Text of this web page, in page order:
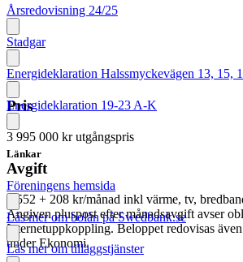
Pris
3 995 000 kr utgångspris
Avgift
6 552 + 208 kr/månad inkl värme, tv,
Angiven pluspost efter månadsavgift avser
Internetuppkoppling. Beloppet redovisas
under Ekonomi.
Årsredovisning 24/25
Stadgar
Energideklaration Halssmyckevägen 13, 15,
Energideklaration 19-23 A-K
Länkar
Föreningens hemsida
Läs mer om bolån på Swedbank.se
Läs mer om tilläggstjänster